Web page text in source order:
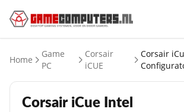
Home
Game
PC
Corsair
iCUE
Corsair
Corsair iCue Intel